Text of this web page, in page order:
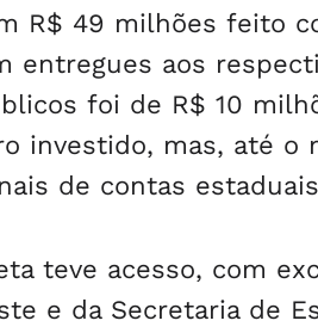
R$ 49 milhões feito
entregues aos
foi de R$ 10
investido, mas, até o
de contas
teve acesso, com
e da Secretaria de